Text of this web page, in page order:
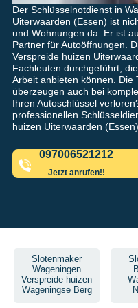
Der Schlüsselnotdienst in
Uiterwaarden (Essen) ist
und Wohnungen da. Er ist
Partner für Autoöffnungen.
Verspreide huizen
Fachleuten durchgeführt,
Arbeit anbieten können. Die
überzeugen auch bei
Ihren Autoschlüssel
professionellen
huizen Uiterwaarden
097006521212
Jetzt anrufen!!
Slotenmaker
Wageningen
Verspreide huizen
Wageningse Berg